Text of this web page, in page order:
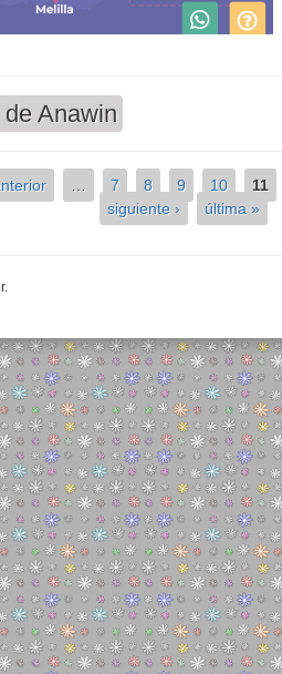
abortar»: la nueva web del
de Anawin
7 8 9 10
11
siguiente ›
última »